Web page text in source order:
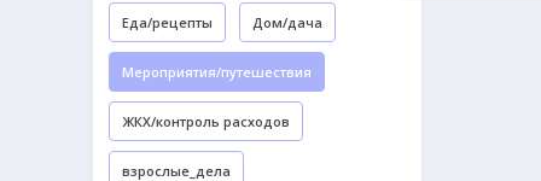
Еда/рецепты Дом/дача
Мероприятия/путешествия
ЖКХ/контроль расходов
взрослые_дела